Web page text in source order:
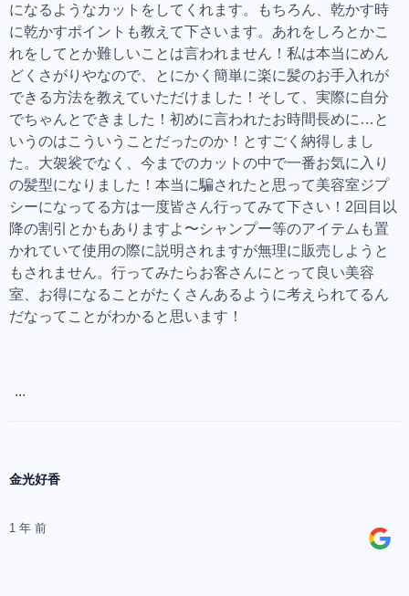
になるようなカットをしてくれます。もちろん、乾かす時
に乾かすポイントも教えて下さいます。あれをしろとかこ
れをしてとか難しいことは言われません！私は本当にめん
どくさがりやなので、とにかく簡単に楽に髪のお手入れが
できる方法を教えていただけました！そして、実際に自分
でちゃんとできました！初めに言われたお時間長めに…と
いうのはこういうことだったのか！とすごく納得しまし
た。大袈裟でなく、今までのカットの中で一番お気に入り
の髪型になりました！本当に騙されたと思って美容室ジプ
シーになってる方は一度皆さん行ってみて下さい！2回目以
降の割引とかもありますよ〜シャンプー等のアイテムも置
かれていて使用の際に説明されますが無理に販売しようと
もされません。行ってみたらお客さんにとって良い美容
室、お得になることがたくさんあるように考えられてるん
だなってことがわかると思います！
...
金光好香
1 年 前